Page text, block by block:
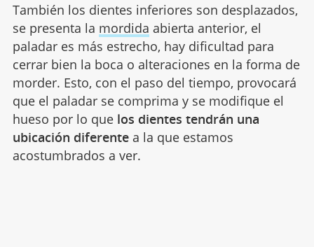
También los dientes inferiores son desplazados,
se presenta la mordida abierta anterior, el
paladar es más estrecho, hay dificultad para
cerrar bien la boca o alteraciones en la forma de
morder. Esto, con el paso del tiempo, provocará
que el paladar se comprima y se modifique el
hueso por lo que los dientes tendrán una
ubicación diferentea la que estamos
acostumbrados a ver.